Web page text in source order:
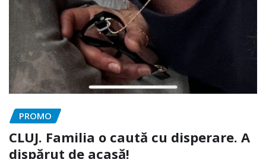
PROMO
CLUJ. Familia o caută cu disperare. A
dispărut de acasă!